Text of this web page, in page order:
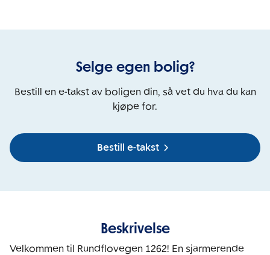
Selge egen bolig?
Bestill en e-takst av boligen din, så vet du hva du kan
kjøpe for.
Bestill e-takst
Beskrivelse
Velkommen til Rundflovegen 1262! En sjarmerende